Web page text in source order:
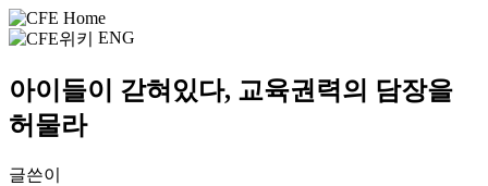
ENG
아이들이 갇혀있다, 교육권력의 담장을
허물라
글쓴이